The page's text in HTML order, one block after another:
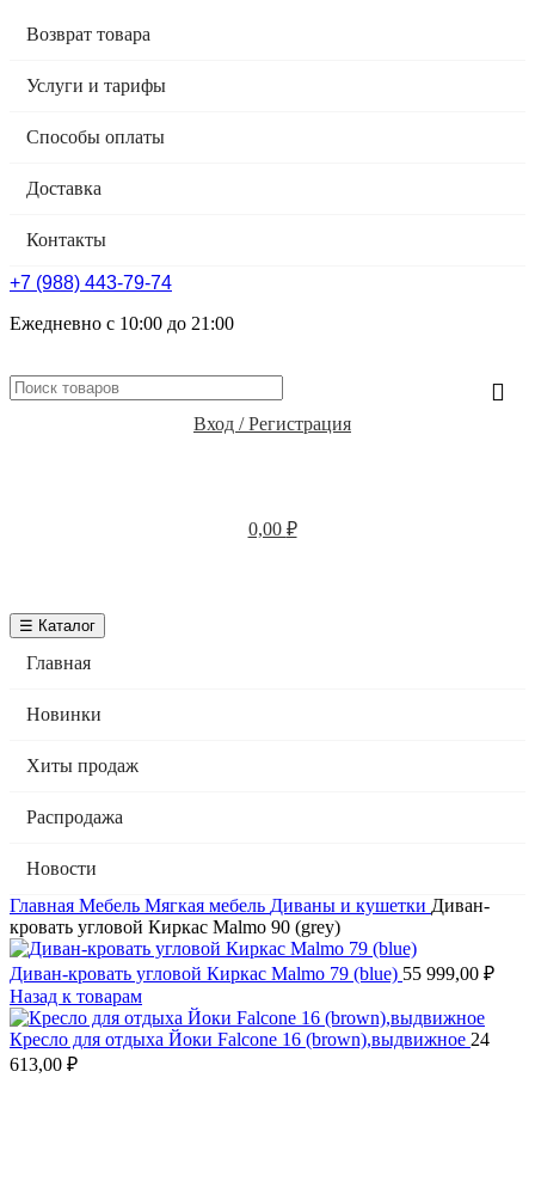
Возврат товара
Услуги и тарифы
Способы оплаты
Доставка
Контакты
+7 (988) 443-79-74
Ежедневно с 10:00 до 21:00
Вход / Регистрация
0,00 ₽
☰ Каталог
Главная
Новинки
Хиты продаж
Распродажа
Новости
Главная Мебель Мягкая мебель Диваны и кушетки Диван-
кровать угловой Киркас Malmo 90 (grey)
Диван-кровать угловой Киркас Malmo 79 (blue) 55 999,00 ₽
Назад к товарам
Кресло для отдыха Йоки Falcone 16 (brown),выдвижное 24
613,00 ₽